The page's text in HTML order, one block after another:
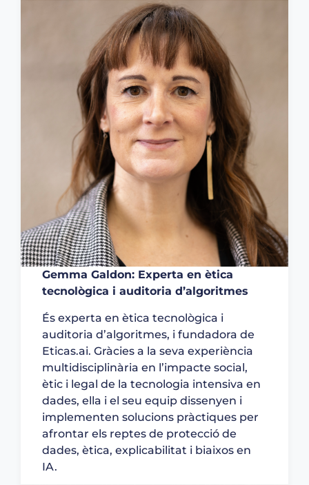
Gemma Galdon: Experta en ètica
tecnològica i auditoria d’algoritmes
És experta en ètica tecnològica i
auditoria d’algoritmes, i fundadora de
Eticas.ai. Gràcies a la seva experiència
multidisciplinària en l’impacte social,
ètic i legal de la tecnologia intensiva en
dades, ella i el seu equip dissenyen i
implementen solucions pràctiques per
afrontar els reptes de protecció de
dades, ètica, explicabilitat i biaixos en
IA.